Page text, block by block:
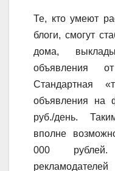
Те, кто умеют
блоги, смогут
дома,
объявления
Стандартная
объявления на
руб./день.
вполне
000 рублей.